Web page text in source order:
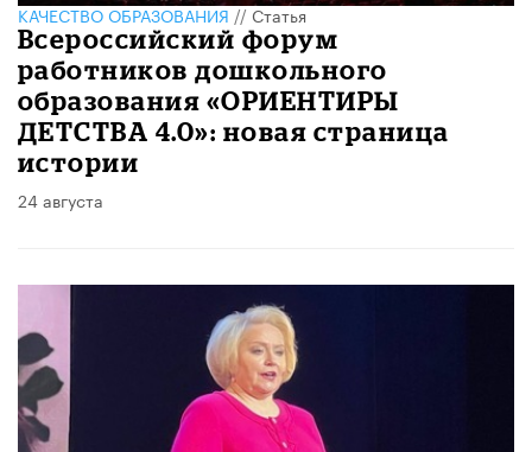
КАЧЕСТВО ОБРАЗОВАНИЯ//Статья
Всероссийский форум
работников дошкольного
образования «ОРИЕНТИРЫ
ДЕТСТВА 4.0»: новая страница
истории
24 августа